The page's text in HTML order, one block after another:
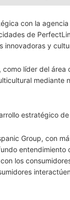
con la
de
innovadoras y
líder del área
mediante
estratégico
Group, con
entendimiento
los